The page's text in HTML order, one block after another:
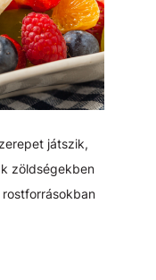
játszik,
zöldségekben